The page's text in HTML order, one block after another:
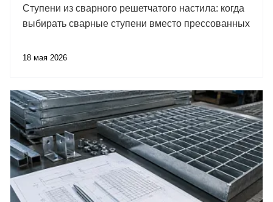
Ступени из сварного решетчатого настила: когда
выбирать сварные ступени вместо прессованных
18 мая 2026